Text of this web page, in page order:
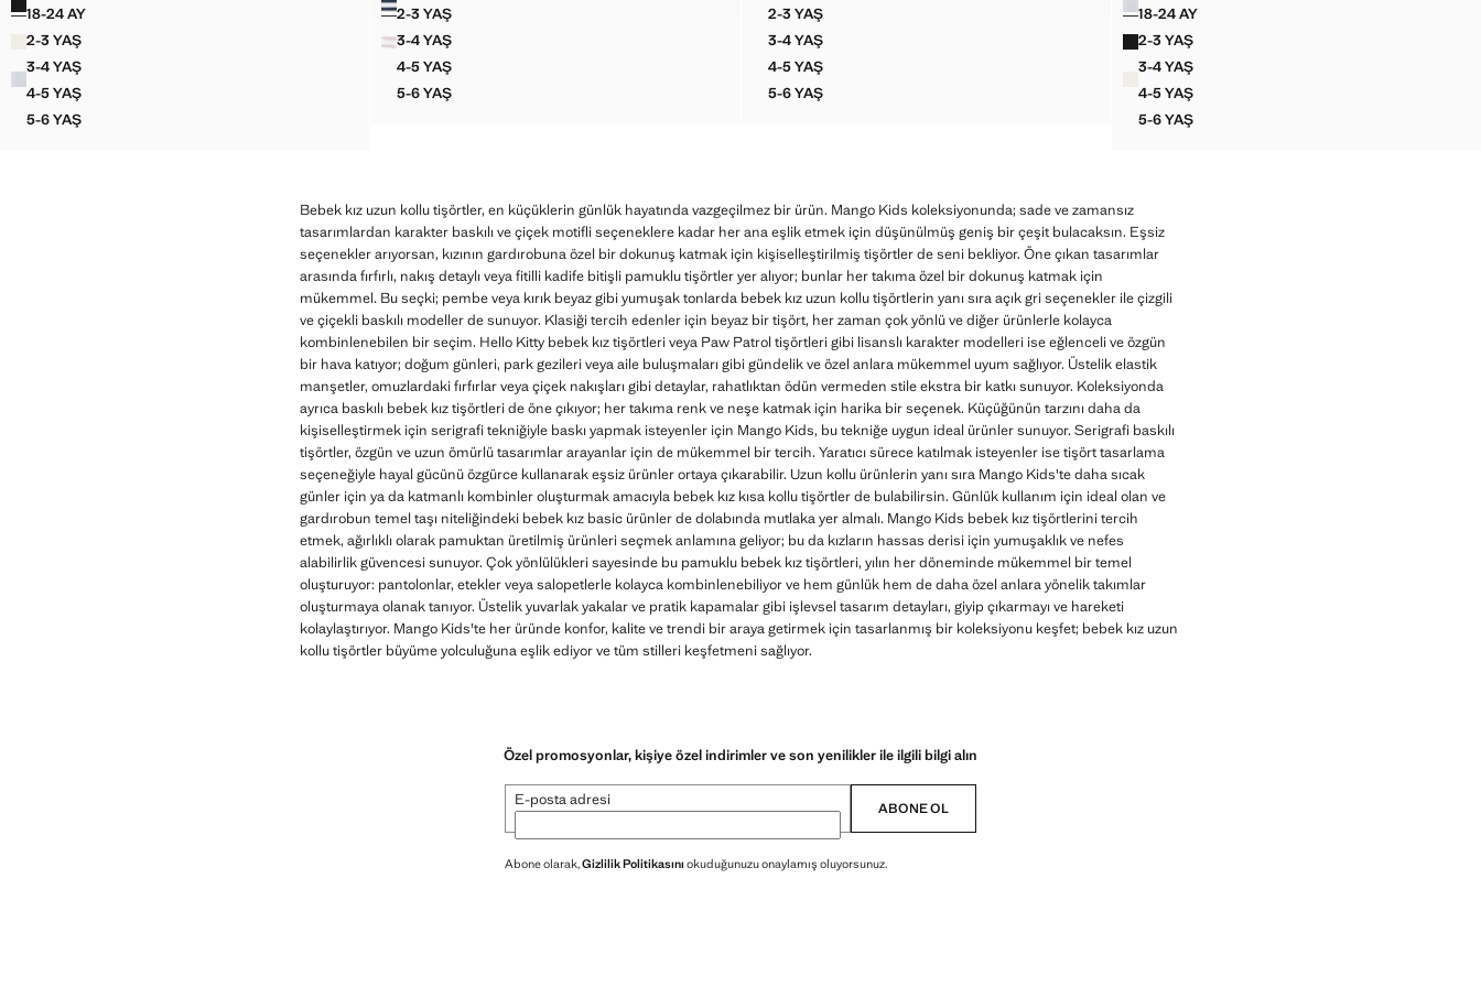
18-24 AYLASTIKLI DIK YAKA TIŞÖRT
2-3 YAŞLASTIKLI DIK YAKA TIŞÖRT
3-4 YAŞLASTIKLI DIK YAKA TIŞÖRT
4-5 YAŞLASTIKLI DIK YAKA TIŞÖRT
5-6 YAŞLASTIKLI DIK YAKA TIŞÖRT
2-3 YAŞÇIZGILI RIBANA TIŞÖRT
3-4 YAŞÇIZGILI RIBANA TIŞÖRT
4-5 YAŞÇIZGILI RIBANA TIŞÖRT
5-6 YAŞÇIZGILI RIBANA TIŞÖRT
2-3 YAŞ101 DALMAÇYALI TIŞÖRT
3-4 YAŞ101 DALMAÇYALI TIŞÖRT
4-5 YAŞ101 DALMAÇYALI TIŞÖRT
5-6 YAŞ101 DALMAÇYALI TIŞÖRT
18-24 AYLASTIKLI DIK YAKA TIŞÖRT
2-3 YAŞLASTIKLI DIK YAKA TIŞÖRT
3-4 YAŞLASTIKLI DIK YAKA TIŞÖRT
4-5 YAŞLASTIKLI DIK YAKA TIŞÖRT
5-6 YAŞLASTIKLI DIK YAKA TIŞÖRT
Bebek kız uzun kollu tişörtler, en küçüklerin günlük hayatında vazgeçilmez bir ürün. Mango Kids koleksiyonunda; sade ve zamansız
tasarımlardan karakter baskılı ve çiçek motifli seçeneklere kadar her ana eşlik etmek için düşünülmüş geniş bir çeşit bulacaksın. Eşsiz
seçenekler arıyorsan, kızının gardırobuna özel bir dokunuş katmak için kişiselleştirilmiş tişörtler de seni bekliyor. Öne çıkan tasarımlar
arasında fırfırlı, nakış detaylı veya fitilli kadife bitişli pamuklu tişörtler yer alıyor; bunlar her takıma özel bir dokunuş katmak için
mükemmel. Bu seçki; pembe veya kırık beyaz gibi yumuşak tonlarda bebek kız uzun kollu tişörtlerin yanı sıra açık gri seçenekler ile çizgili
ve çiçekli baskılı modeller de sunuyor. Klasiği tercih edenler için beyaz bir tişört, her zaman çok yönlü ve diğer ürünlerle kolayca
kombinlenebilen bir seçim. Hello Kitty bebek kız tişörtleri veya Paw Patrol tişörtleri gibi lisanslı karakter modelleri ise eğlenceli ve özgün
bir hava katıyor; doğum günleri, park gezileri veya aile buluşmaları gibi gündelik ve özel anlara mükemmel uyum sağlıyor. Üstelik elastik
manşetler, omuzlardaki fırfırlar veya çiçek nakışları gibi detaylar, rahatlıktan ödün vermeden stile ekstra bir katkı sunuyor. Koleksiyonda
ayrıca baskılı bebek kız tişörtleri de öne çıkıyor; her takıma renk ve neşe katmak için harika bir seçenek. Küçüğünün tarzını daha da
kişiselleştirmek için serigrafi tekniğiyle baskı yapmak isteyenler için Mango Kids, bu tekniğe uygun ideal ürünler sunuyor. Serigrafi baskılı
tişörtler, özgün ve uzun ömürlü tasarımlar arayanlar için de mükemmel bir tercih. Yaratıcı sürece katılmak isteyenler ise tişört tasarlama
seçeneğiyle hayal gücünü özgürce kullanarak eşsiz ürünler ortaya çıkarabilir. Uzun kollu ürünlerin yanı sıra Mango Kids'te daha sıcak
günler için ya da katmanlı kombinler oluşturmak amacıyla bebek kız kısa kollu tişörtler de bulabilirsin. Günlük kullanım için ideal olan ve
gardırobun temel taşı niteliğindeki bebek kız basic ürünler de dolabında mutlaka yer almalı. Mango Kids bebek kız tişörtlerini tercih
etmek, ağırlıklı olarak pamuktan üretilmiş ürünleri seçmek anlamına geliyor; bu da kızların hassas derisi için yumuşaklık ve nefes
alabilirlik güvencesi sunuyor. Çok yönlülükleri sayesinde bu pamuklu bebek kız tişörtleri, yılın her döneminde mükemmel bir temel
oluşturuyor: pantolonlar, etekler veya salopetlerle kolayca kombinlenebiliyor ve hem günlük hem de daha özel anlara yönelik takımlar
oluşturmaya olanak tanıyor. Üstelik yuvarlak yakalar ve pratik kapamalar gibi işlevsel tasarım detayları, giyip çıkarmayı ve hareketi
kolaylaştırıyor. Mango Kids'te her üründe konfor, kalite ve trendi bir araya getirmek için tasarlanmış bir koleksiyonu keşfet; bebek kız uzun
kollu tişörtler büyüme yolculuğuna eşlik ediyor ve tüm stilleri keşfetmeni sağlıyor.
Özel promosyonlar, kişiye özel indirimler ve son yenilikler ile ilgili bilgi alın
E-posta adresi ABONE OL
Abone olarak,Gizlilik Politikasını okuduğunuzu onaylamış oluyorsunuz.